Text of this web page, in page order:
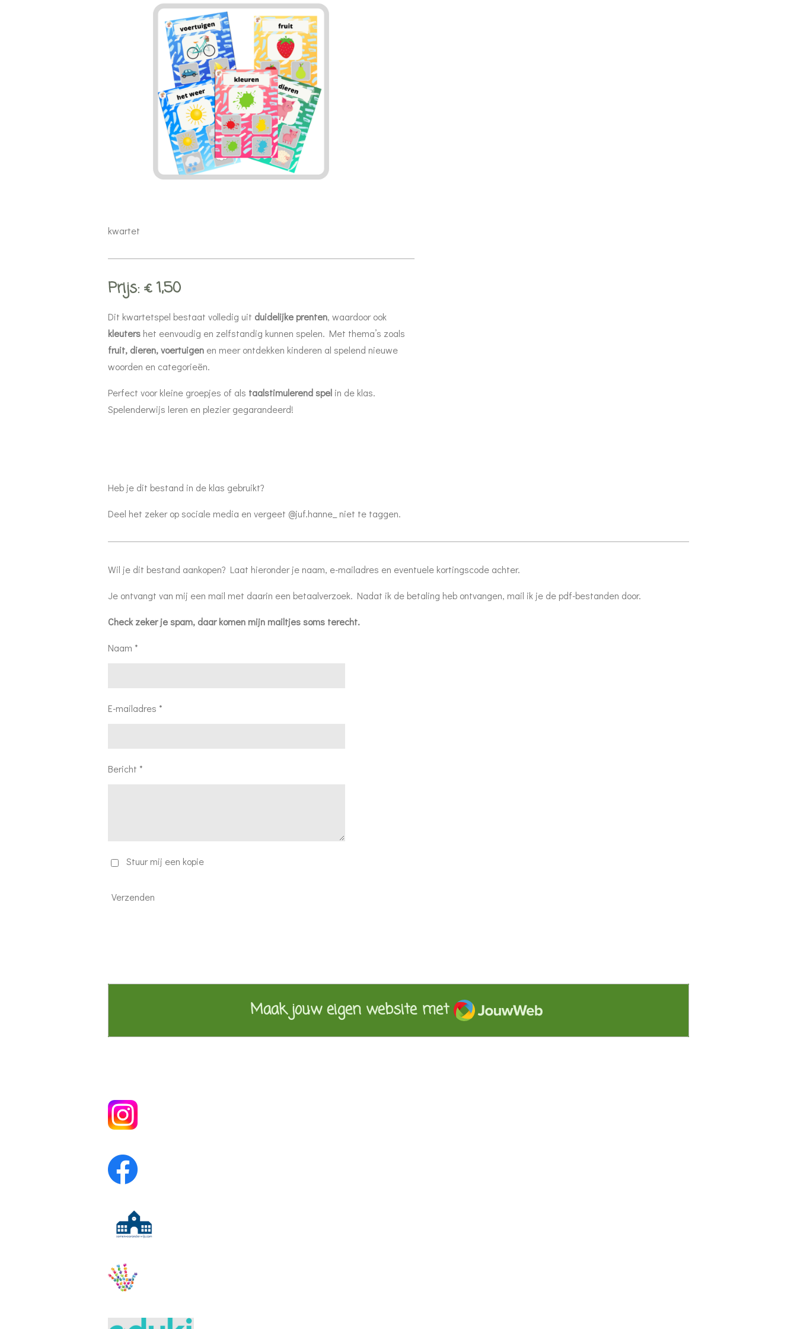
kwartet
Prijs: € 1,50
Dit kwartetspel bestaat volledig uit duidelijke prenten, waardoor ook
kleuters het eenvoudig en zelfstandig kunnen spelen. Met thema’s zoals
fruit, dieren, voertuigen en meer ontdekken kinderen al spelend nieuwe
woorden en categorieën.
Perfect voor kleine groepjes of als taalstimulerend spel in de klas.
Spelenderwijs leren en plezier gegarandeerd!
Heb je dit bestand in de klas gebruikt?
Deel het zeker op sociale media en vergeet @juf.hanne_ niet te taggen.
Wil je dit bestand aankopen? Laat hieronder je naam, e-mailadres en eventuele kortingscode achter.
Je ontvangt van mij een mail met daarin een betaalverzoek. Nadat ik de betaling heb ontvangen, mail ik je de pdf-bestanden door.
Check zeker je spam, daar komen mijn mailtjes soms terecht.
Naam *
E-mailadres *
Bericht *
Stuur mij een kopie
Verzenden
Maak jouw eigen website met JouwWeb